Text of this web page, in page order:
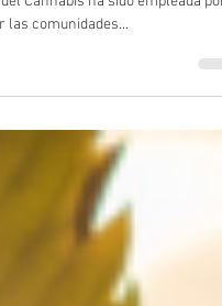
6 min de lectura
en la industria del
Manuela Villa & Cecilia Pérez de
del Cannabis ha sido empleada por
las comunidades...